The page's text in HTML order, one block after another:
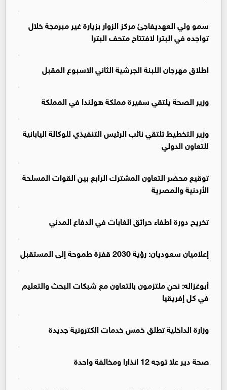
سمو ولي العهديفاجئ مركز الزوار بزيارة غير مبرمجة خلال
تواجده في البترا لافتتاح متحف البترا
اطلاق مهرجان اللبنة الجرشية الثاني الاسبوع المقبل
وزير الصحة يلتقي سفيرة مملكة هولندا في المملكة
وزير التخطيط تلتقي نائب الرئيس التنفيذي للوكالة اليابانية
للتعاون الدولي
توقيع محضر التعاون المشترك الرابع بين القوات المسلحة
الأردنية والمصرية
تخريح دورة اطفاء حرائق الغابات في الدفاع المدني
إعلاميان سعوديان: رؤية 2030 قفزة طموحة إلى المستقبل
أبوغزاله: نحن ملتزمون بالتعاون مع شبكات البحث والتعليم
في كل إفريقيا
وزارة الداخلية تطلق خمس خدمات الكترونية جديدة
صحة دير علا توجه 12 انذارا ومخالفة واحدة